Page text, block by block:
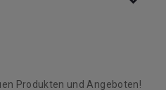
Produkten und Angeboten!